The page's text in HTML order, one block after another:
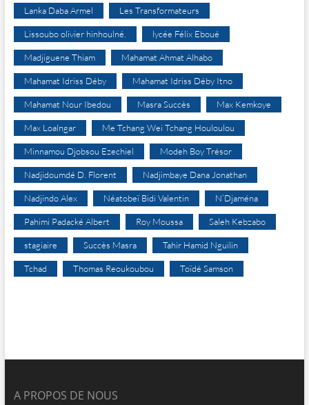
Lanka Daba Armel Les Transformateurs
Lissoubo olivier hinhoulné. lycée Félix Eboué
Madjiguene Thiam Mahamat Ahmat Alhabo
Mahamat Idriss Déby Mahamat Idriss Déby Itno
Mahamat Nour Ibedou Masra Succès Max Kemkoye
Max Loalngar Me Tchang Wei Tchang Houloulou
Minnamou Djobsou Ezechiel Modeh Boy Trésor
Nadjidoumdé D. Florent Nadjimbaye Dana Jonathan
Nadjindo Alex Néatobeï Bidi Valentin N’Djaména
Pahimi Padacké Albert Roy Moussa Saleh Kebzabo
stagiaire Succès Masra Tahir Hamid Nguilin
Tchad Thomas Reoukoubou Toïdé Samson
A PROPOS DE NOUS